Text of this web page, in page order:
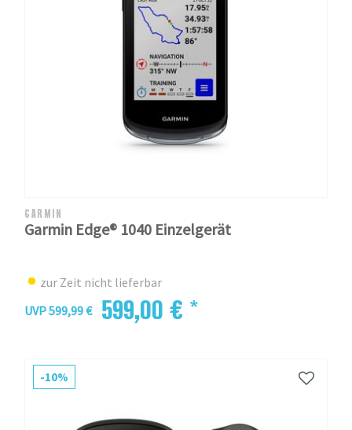
GARMIN
Garmin Edge® 1040 Einzelgerät
zur Zeit nicht lieferbar
UVP 599,99 €
599,00 € *
-10%